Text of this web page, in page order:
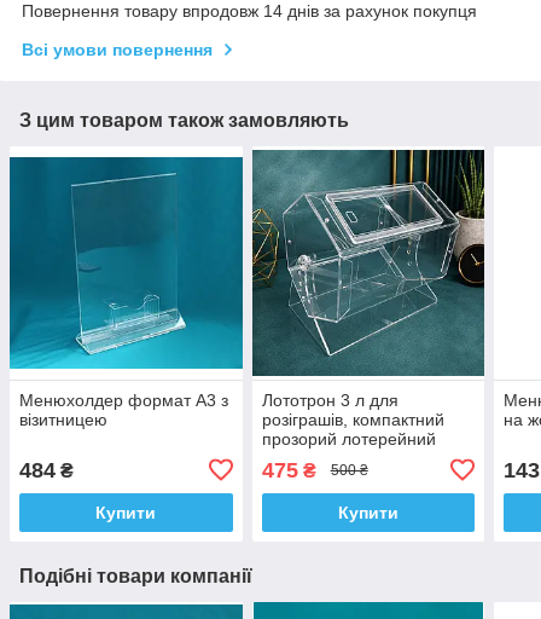
Повернення товару впродовж 14 днів за рахунок покупця
Всі умови повернення
З цим товаром також замовляють
Менюхолдер формат А3 з
візитницею
484 ₴
Купити
Лототрон 3 л для
розіграшів, компактний
прозорий лотерейний
475₴ 500 ₴
Купити
на
143
Подібні товари компанії